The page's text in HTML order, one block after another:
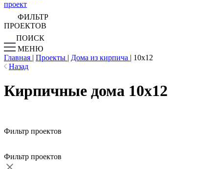
проект
ФИЛЬТР
ПРОЕКТОВ
ПОИСК
МЕНЮ
Главная | Проекты | Дома из кирпича | 10х12
Назад
Кирпичные дома 10х12
Фильтр проектов
Фильтр проектов